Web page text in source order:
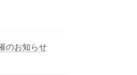
のお知らせ